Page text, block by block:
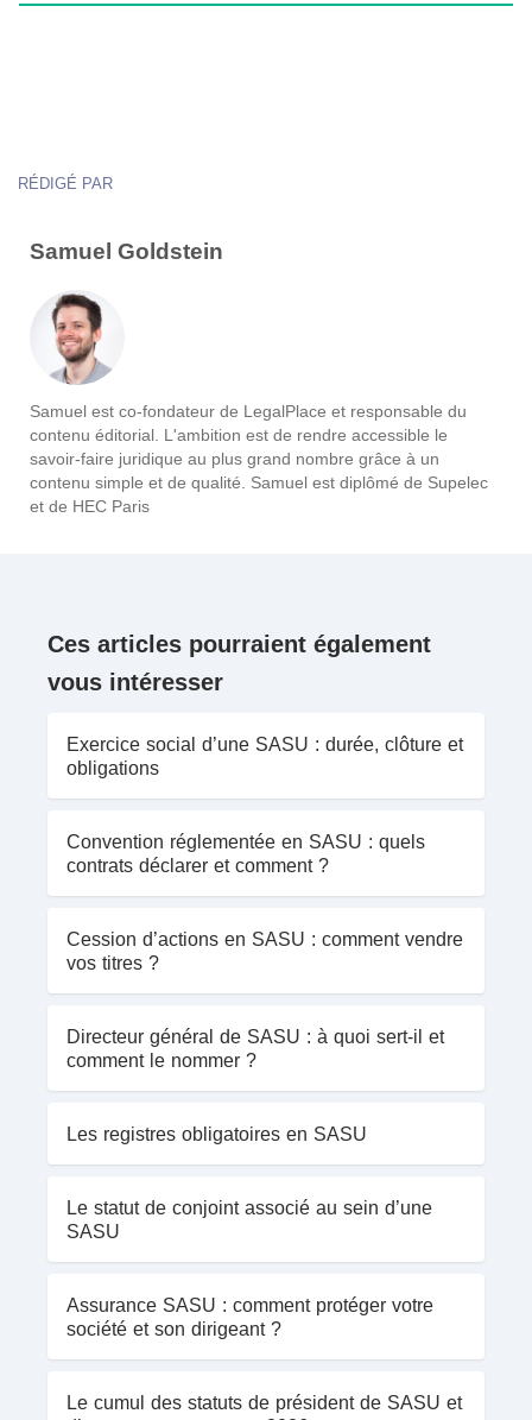
RÉDIGÉ PAR
Samuel Goldstein
Samuel est co-fondateur de LegalPlace et responsable du
contenu éditorial. L'ambition est de rendre accessible le
savoir-faire juridique au plus grand nombre grâce à un
contenu simple et de qualité. Samuel est diplômé de Supelec
et de HEC Paris
Ces articles pourraient également
vous intéresser
Exercice social d’une SASU : durée, clôture et
obligations
Convention réglementée en SASU : quels
contrats déclarer et comment ?
Cession d’actions en SASU : comment vendre
vos titres ?
Directeur général de SASU : à quoi sert-il et
comment le nommer ?
Les registres obligatoires en SASU
Le statut de conjoint associé au sein d’une
SASU
Assurance SASU : comment protéger votre
société et son dirigeant ?
Le cumul des statuts de président de SASU et